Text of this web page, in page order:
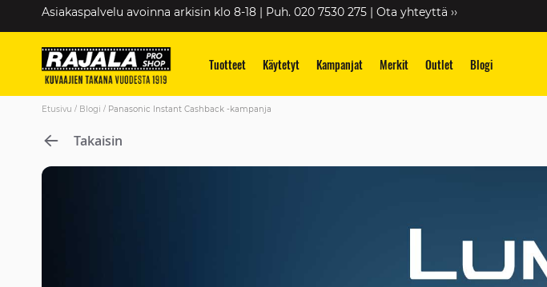
Skip
Asiakaspalvelu avoinna arkisin klo 8-18 | Puh. 020 7530 275 | Ota yhteyttä ››
Tuotteet Käytetyt Kampanjat Merkit Outlet Blogi
Etusivu Blogi Panasonic Instant Cashback -kampanja
Takaisin